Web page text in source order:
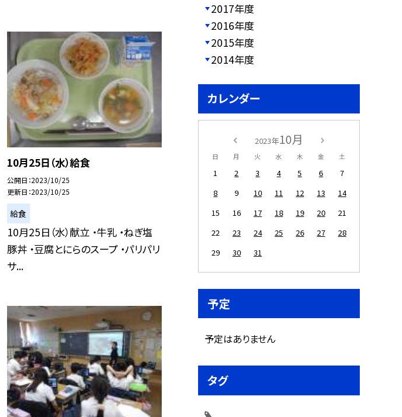
10月25日（水）給食
公開日 2023/10/25
更新日 2023/10/25
給食
10月25日（水）献立 ・牛乳 ・ねぎ塩
豚丼 ・豆腐とにらのスープ ・パリパリ
サ...
2017年度
2016年度
2015年度
2014年度
カレンダー
2023年10月
日 月 火 水 木 金 土
1 2 3 4 5 6
7
8
9 10 11 12 13
14
15
16 17 18 19 20
21
22
23 24 25 26 27
28
29
30 31
予定
予定はありません
タグ